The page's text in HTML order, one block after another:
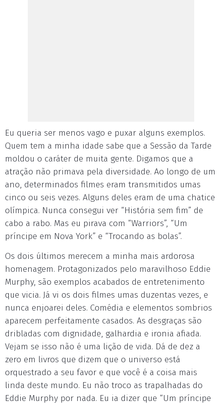
Eu queria ser menos vago e puxar alguns exemplos.
Quem tem a minha idade sabe que a Sessão da Tarde
moldou o caráter de muita gente. Digamos que a
atração não primava pela diversidade. Ao longo de um
ano, determinados filmes eram transmitidos umas
cinco ou seis vezes. Alguns deles eram de uma chatice
olímpica. Nunca consegui ver “História sem fim” de
cabo a rabo. Mas eu pirava com “Warriors”, “Um
príncipe em Nova York” e “Trocando as bolas”.
Os dois últimos merecem a minha mais ardorosa
homenagem. Protagonizados pelo maravilhoso Eddie
Murphy, são exemplos acabados de entretenimento
que vicia. Já vi os dois filmes umas duzentas vezes, e
nunca enjoarei deles. Comédia e elementos sombrios
aparecem perfeitamente casados. As desgraças são
dribladas com dignidade, galhardia e ironia afiada.
Vejam se isso não é uma lição de vida. Dá de dez a
zero em livros que dizem que o universo está
orquestrado a seu favor e que você é a coisa mais
linda deste mundo. Eu não troco as trapalhadas do
Eddie Murphy por nada. Eu ia dizer que “Um príncipe